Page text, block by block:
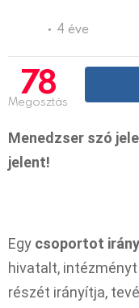
4 éve
78
Megosztás
Menedzser szó
jelent!
Egy csoportot
hivatalt,
részét irányítja,